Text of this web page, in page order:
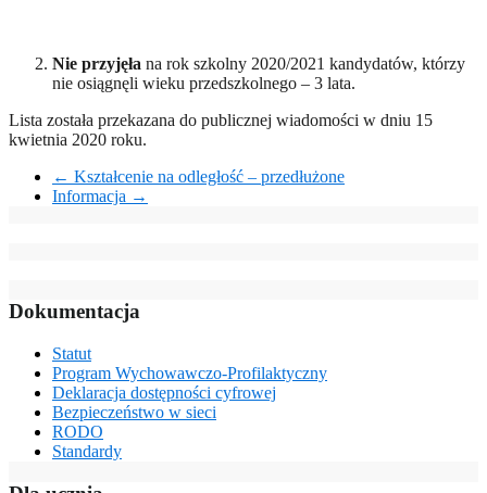
Nie przyjęła na rok szkolny 2020/2021 kandydatów, którzy
nie osiągnęli wieku przedszkolnego – 3 lata.
Lista została przekazana do publicznej wiadomości w dniu 15
kwietnia 2020 roku.
← Kształcenie na odległość – przedłużone
Informacja →
Dokumentacja
Statut
Program Wychowawczo-Profilaktyczny
Deklaracja dostępności cyfrowej
Bezpieczeństwo w sieci
RODO
Standardy